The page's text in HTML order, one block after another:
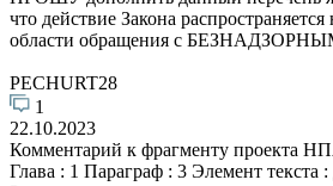
что действие Закона
области обращения с
PECHURT28
1
22.10.2023
Комментарий к фрагменту проекта
Глава : 1 Параграф : 3 Элемент текста